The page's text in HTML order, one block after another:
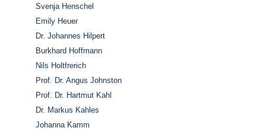
Svenja Henschel
Emily Heuer
Dr. Johannes Hilpert
Burkhard Hoffmann
Nils Holtfrerich
Prof. Dr. Angus Johnston
Prof. Dr. Hartmut Kahl
Dr. Markus Kahles
Johanna Kamm